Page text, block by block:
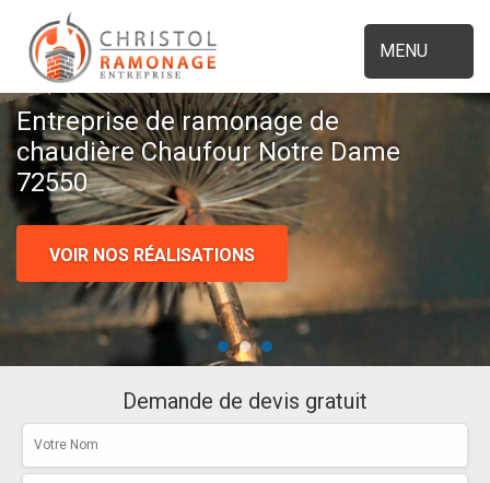
MENU
Entreprise de ramonage de
chaudière Chaufour Notre Dame
72550
VOIR NOS RÉALISATIONS
Demande de devis gratuit